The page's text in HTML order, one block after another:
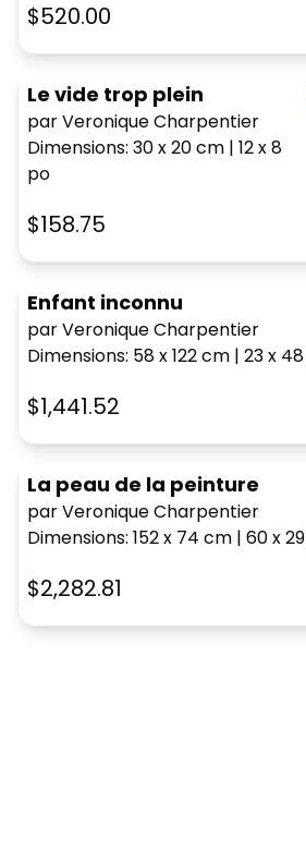
$520.00
Le vide trop plein
par Veronique Charpentier
Dimensions: 30 x 20cm | 12 x 8
po
$158.75
Enfant inconnu
par Veronique Charpentier
Dimensions: 58 x 122cm | 23 x 48
$1,441.52
La peau de la peinture
par Veronique Charpentier
Dimensions: 152 x 74 cm | 60 x 29
$2,282.81